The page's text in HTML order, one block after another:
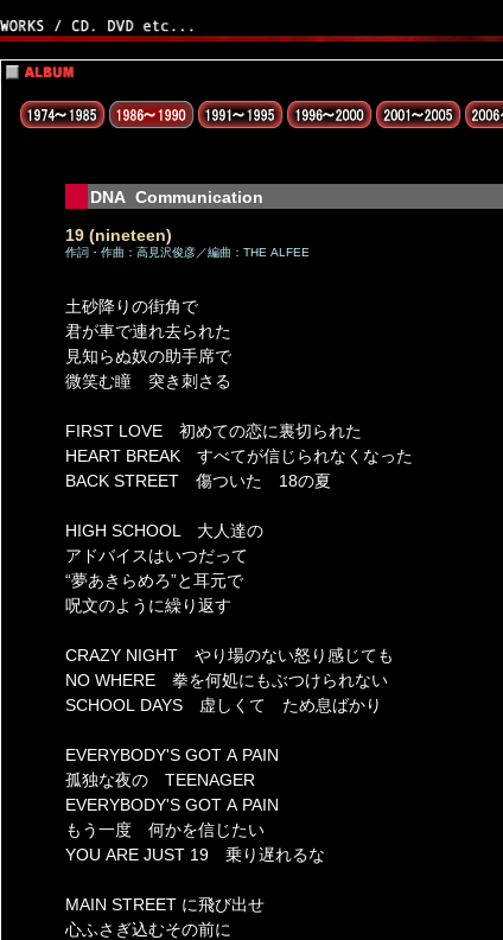
DNA Communication
19 (nineteen)
作詞・作曲：高見沢俊彦／編曲：THE ALFEE
土砂降りの街角で
君が車で連れ去られた
見知らぬ奴の助手席で
微笑む瞳 突き刺さる
FIRST LOVE 初めての恋に裏切られた
HEART BREAK すべてが信じられなくなった
BACK STREET 傷ついた 18の夏
HIGH SCHOOL 大人達の
アドバイスはいつだって
“夢あきらめろ”と耳元で
呪文のように繰り返す
CRAZY NIGHT やり場のない怒り感じても
NO WHERE 拳を何処にもぶつけられない
SCHOOL DAYS 虚しくて ため息ばかり
EVERYBODY'S GOT A PAIN
孤独な夜の TEENAGER
EVERYBODY'S GOT A PAIN
もう一度 何かを信じたい
YOU ARE JUST 19 乗り遅れるな
MAIN STREET に飛び出せ
心ふさぎ込むその前に